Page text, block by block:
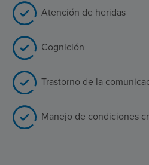
Atención de heridas
Cognición
Trastorno de la
Manejo de condiciones